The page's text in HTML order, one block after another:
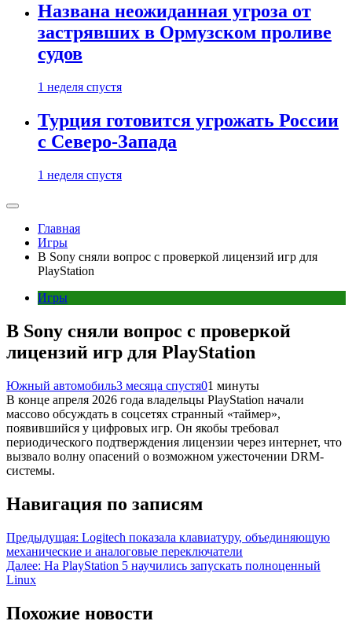
Названа неожиданная угроза от
застрявших в Ормузском проливе
судов
1 неделя спустя
Турция готовится угрожать России
с Северо-Запада
1 неделя спустя
Главная
Игры
В Sony сняли вопрос с проверкой лицензий игр для
PlayStation
Игры
В Sony сняли вопрос с проверкой
лицензий игр для PlayStation
Южный автомобиль3 месяца спустя01 минуты
В конце апреля 2026 года владельцы PlayStation начали
массово обсуждать в соцсетях странный «таймер»,
появившийся у цифровых игр. Он якобы требовал
периодического подтверждения лицензии через интернет, что
вызвало волну опасений о возможном ужесточении DRM-
системы.
Навигация по записям
Предыдущая: Logitech показала клавиатуру, объединяющую
механические и аналоговые переключатели
Далее: На PlayStation 5 научились запускать полноценный
Linux
Похожие новости